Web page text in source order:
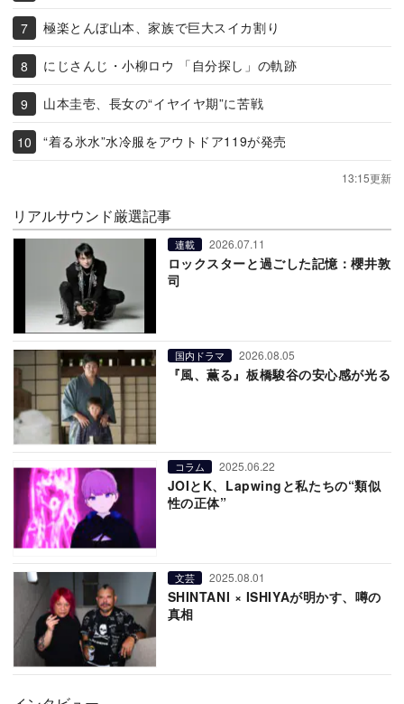
極楽とんぼ山本、家族で巨大スイカ割り
にじさんじ・小柳ロウ 「自分探し」の軌跡
山本圭壱、長女の“イヤイヤ期”に苦戦
“着る氷水”水冷服をアウトドア119が発売
13:15更新
リアルサウンド厳選記事
連載 2026.07.11
ロックスターと過ごした記憶：櫻井敦
司
国内ドラマ 2026.08.05
『風、薫る』板橋駿谷の安心感が光る
コラム 2025.06.22
JOIとK、Lapwingと私たちの“類似
性の正体”
文芸 2025.08.01
SHINTANI × ISHIYAが明かす、噂の
真相